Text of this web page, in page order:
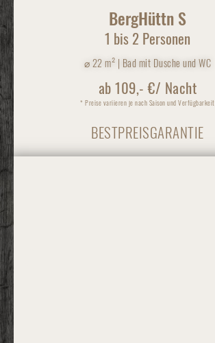
BergHüttn S
1 bis 2 Personen
⌀ 22 m² | Bad mit Dusche und WC
ab 109,- €/ Nacht
* Preise variieren je nach Saison und Verfügbarkeit
BESTPREISGARANTIE